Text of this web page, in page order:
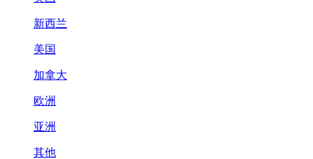
新西兰
美国
加拿大
欧洲
亚洲
其他